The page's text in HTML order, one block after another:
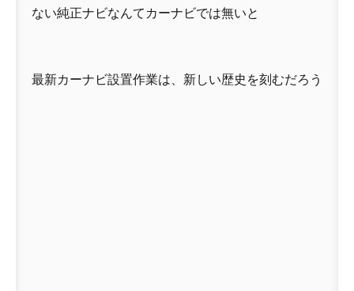
ない純正ナビなんてカーナビでは無いと
最新カーナビ設置作業は、新しい歴史を刻むだろう